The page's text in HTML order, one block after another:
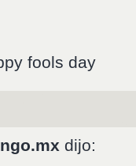
fools day
dijo: